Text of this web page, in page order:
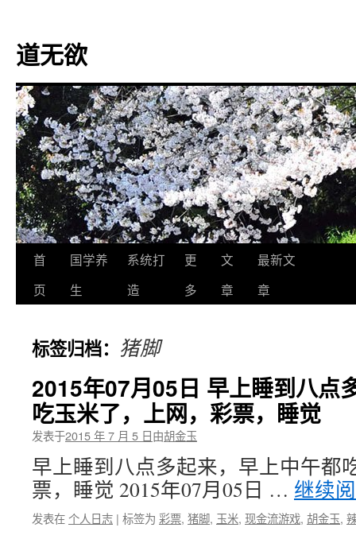
道无欲
跳
文
首
页
国学养
生
系统打
造
更
多
文
章
最新文
章
标签归档： 猪脚
2015年07月05日 早上睡到八点
吃玉米了，上网，彩票，睡觉
发表于2015 年 7 月 5 日由胡金玉
早上睡到八点多起来，早上中午都
票，睡觉 2015年07月05日 … 继续
发表在个人日志 | 标签为 彩票, 猪脚, 玉米, 现金流游戏, 胡金玉,